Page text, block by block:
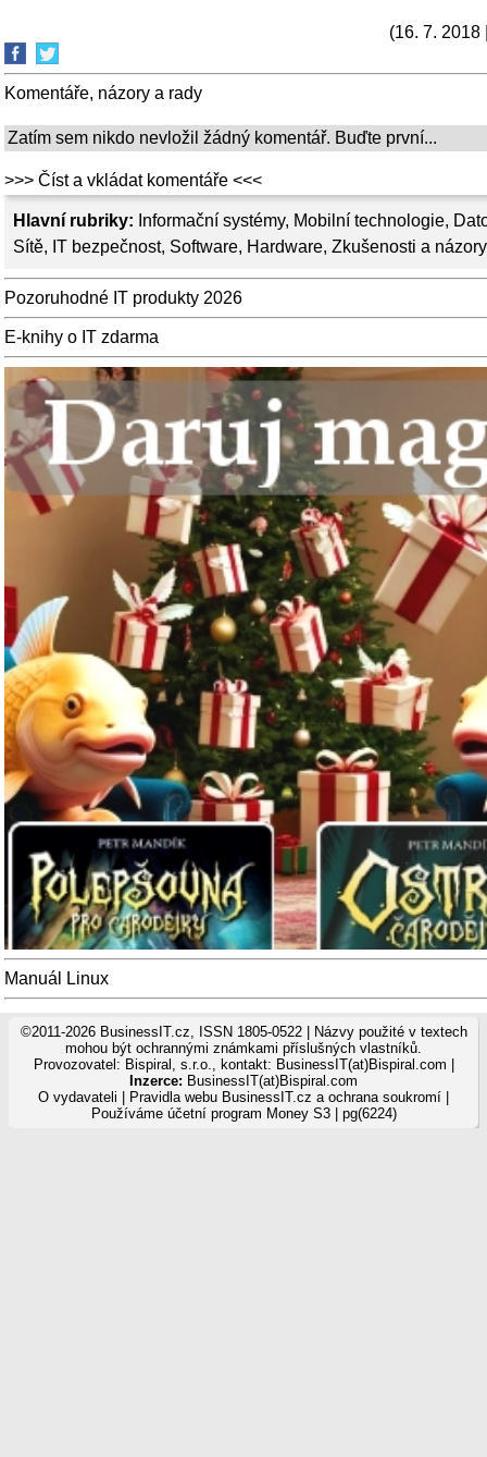
Hlavní rubriky: Informační systémy, Mobilní technologie,
Sítě, IT bezpečnost, Software, Hardware, Zkušenosti a názory
Pozoruhodné IT produkty 2026
E-knihy o IT zdarma
Manuál Linux
(16. 7. 2018
Komentáře, názory a rady
Zatím sem nikdo nevložil žádný komentář. Buďte první...
>>> Číst a vkládat komentáře <<<
©2011-2026 BusinessIT.cz, ISSN 1805-0522 | Názvy použité v textech
mohou být ochrannými známkami příslušných vlastníků.
Provozovatel: Bispiral, s.r.o., kontakt: BusinessIT(at)Bispiral.com |
Inzerce: BusinessIT(at)Bispiral.com
O vydavateli
Pravidla webu BusinessIT.cz a ochrana soukromí
Používáme účetní program Money S3| pg(6224)